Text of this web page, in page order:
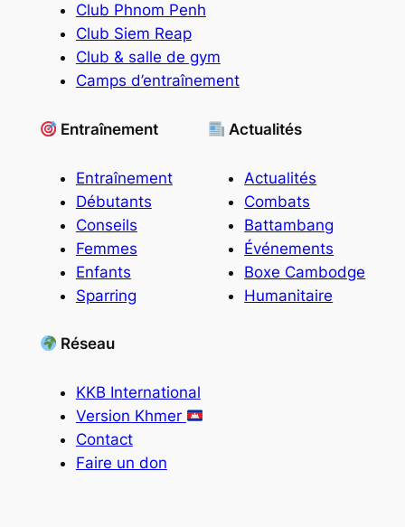
Club Phnom Penh
Club Siem Reap
Club & salle de gym
Camps d’entraînement
Entraînement
Entraînement
Débutants
Conseils
Femmes
Enfants
Sparring
Actualités
Actualités
Combats
Battambang
Événements
Boxe Cambodge
Humanitaire
Réseau
KKB International
Version Khmer
Contact
Faire un don